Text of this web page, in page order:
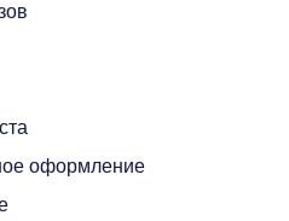
оформление